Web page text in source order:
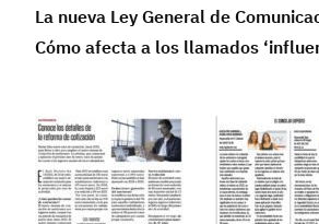
La nueva Ley General de
Cómo afecta a los llamados